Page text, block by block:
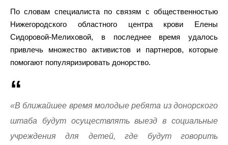
По словам специалиста по связям с общественностью
Нижегородского областного центра крови Елены
Сидоровой-Мелиховой, в последнее время удалось
привлечь множество активистов и партнеров, которые
помогают популяризировать донорство.
«В ближайшее время молодые ребята из донорского
штаба будут осуществлять выезд в социальные
учреждения для детей, где будут говорить